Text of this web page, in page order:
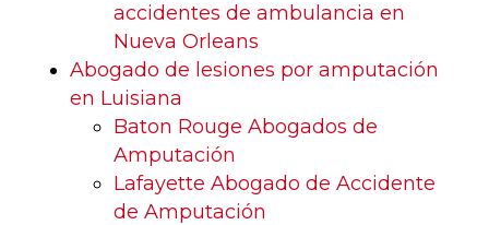
accidentes de ambulancia en
Nueva Orleans
Abogado de lesiones por amputación
en Luisiana
Baton Rouge Abogados de
Amputación
Lafayette Abogado de Accidente
de Amputación